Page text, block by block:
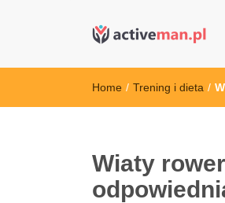
kettler serwis, sklep
Home / Trening i dieta /
Wiaty